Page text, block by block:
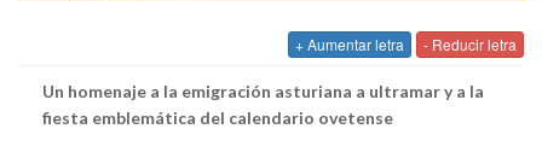
+ Aumentar letra - Reducir letra
Un homenaje a la emigración asturiana a ultramar y a la
fiesta emblemática del calendario ovetense